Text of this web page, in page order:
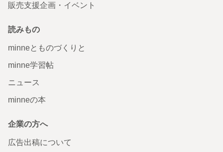
販売支援企画・イベント
読みもの
minneとものづくりと
minne学習帖
ニュース
minneの本
企業の方へ
広告出稿について